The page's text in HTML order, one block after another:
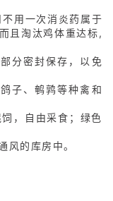
用一次消炎药属于
且淘汰鸡体重达标,
分密封保存，以免
子、鹌鹑等种禽和
，自由采食；绿色
的库房中。